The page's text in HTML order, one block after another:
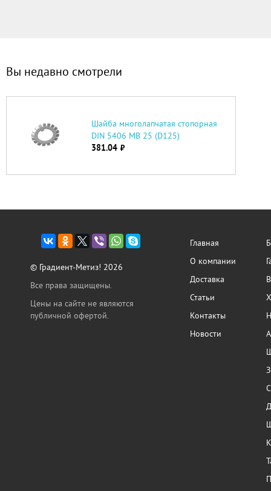
Вы недавно смотрели
Шайба многолапчатая стопорная
DIN 5406 MB 25 (D125)
381.04 руб.
© Градиент-Метиз! 2026
Все права защищены.
Цены на сайте не являются
публичной офертой.
Главная
О компании
Доставка
Статьи
Контакты
Новости